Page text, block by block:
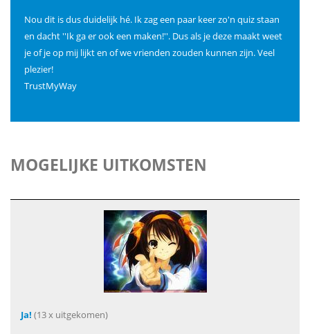
Nou dit is dus duidelijk hé. Ik zag een paar keer zo'n quiz staan
en dacht ''Ik ga er ook een maken!''. Dus als je deze maakt weet
je of je op mij lijkt en of we vrienden zouden kunnen zijn. Veel
plezier!
TrustMyWay
MOGELIJKE UITKOMSTEN
Ja! (13 x uitgekomen)